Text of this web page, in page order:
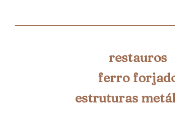
restauros
ferro
estruturas